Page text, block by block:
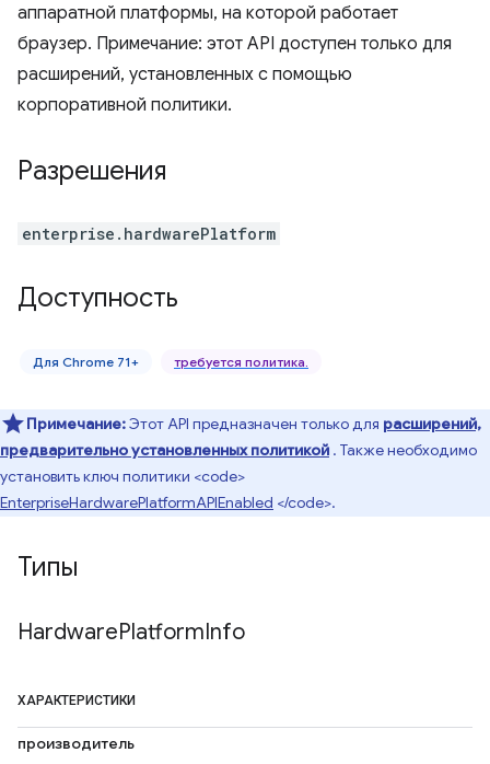
аппаратной платформы, на которой работает
браузер. Примечание: этот API доступен только для
расширений, установленных с помощью
корпоративной политики.
Разрешения
enterprise.hardwarePlatform
Доступность
Для Chrome 71+ требуется политика.
Примечание:Этот API предназначен только для расширений,
предварительно установленных политикой . Также необходимо
установить ключ политики <code>
EnterpriseHardwarePlatformAPIEnabled </code>.
Типы
HardwarePlatformInfo
ХАРАКТЕРИСТИКИ
производитель